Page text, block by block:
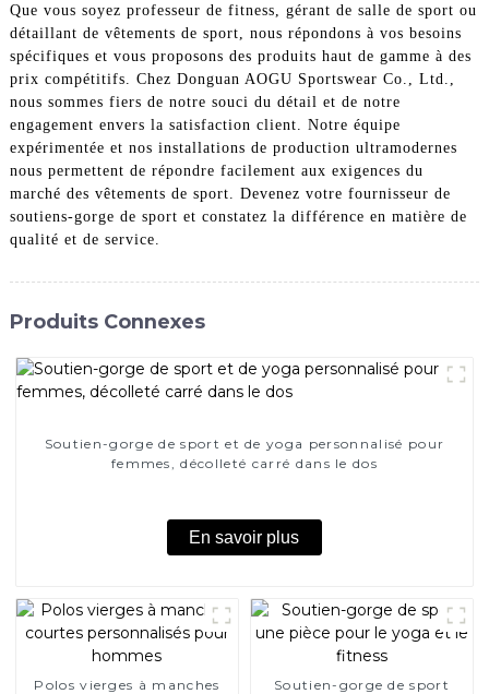
Que vous soyez professeur de fitness, gérant de salle de sport ou
détaillant de vêtements de sport, nous répondons à vos besoins
spécifiques et vous proposons des produits haut de gamme à des
prix compétitifs. Chez Donguan AOGU Sportswear Co., Ltd.,
nous sommes fiers de notre souci du détail et de notre
engagement envers la satisfaction client. Notre équipe
expérimentée et nos installations de production ultramodernes
nous permettent de répondre facilement aux exigences du
marché des vêtements de sport. Devenez votre fournisseur de
soutiens-gorge de sport et constatez la différence en matière de
qualité et de service.
Produits Connexes
Soutien-gorge de sport et de yoga personnalisé pour
femmes, décolleté carré dans le dos
En savoir plus
Polos vierges à manches
Soutien-gorge de sport